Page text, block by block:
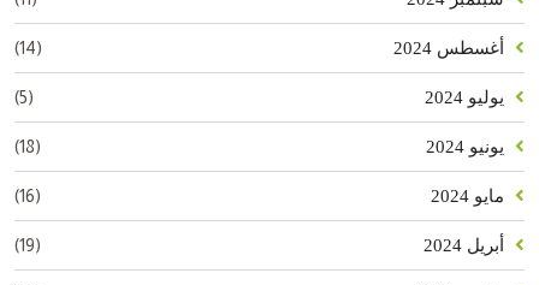
أغسطس 2024 (14)
يوليو 2024 (5)
يونيو 2024 (18)
مايو 2024 (16)
أبريل 2024 (19)